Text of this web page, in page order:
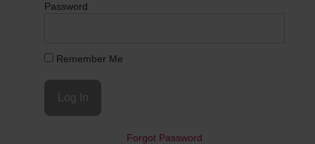
Password
Remember Me
Forgot Password